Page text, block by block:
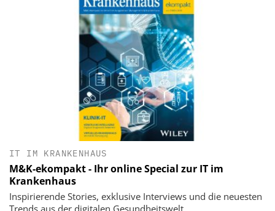
IT IM KRANKENHAUS
M&K-ekompakt - Ihr online Special zur IT im
Krankenhaus
Inspirierende Stories, exklusive Interviews und die neuesten
Trends aus der digitalen Gesundheitswelt